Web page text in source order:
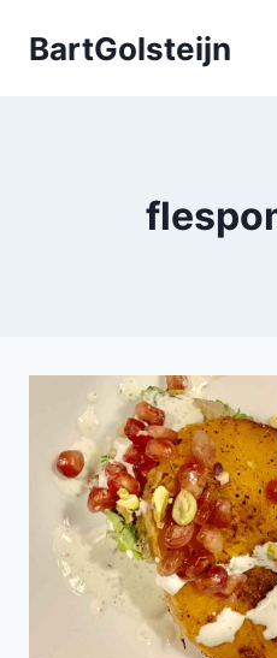
naarBartGolsteijn